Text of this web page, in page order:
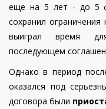
еще на 5 лет - до 5
сохранил
выиграл время
последующем
Однако в период
оказался под
договора были